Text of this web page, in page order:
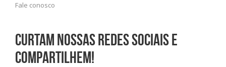
Fale conosco
Curtam nossas redes sociais e
compartilhem!